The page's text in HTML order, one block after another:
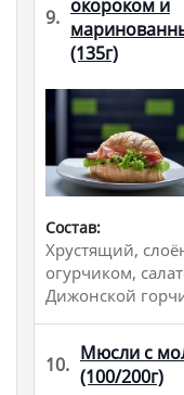
9. окороком и
(135г)
Состав:
Хрустящий,
огурчиком,
Дижонской
10. Мюсли с
(100/200г)